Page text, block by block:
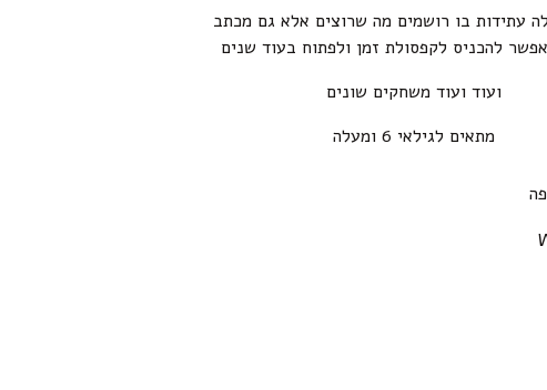
עתידות בו רושמים מה שרוצים אלא גם מכתב
להכניס לקפסולת זמן ולפתוח בעוד שנים
ועוד ועוד משחקים שונים
מתאים לגילאי 6 ומעלה